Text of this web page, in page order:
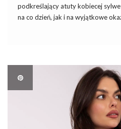
podkreślający atuty kobiecej
na co dzień, jak i na wyjątkowe